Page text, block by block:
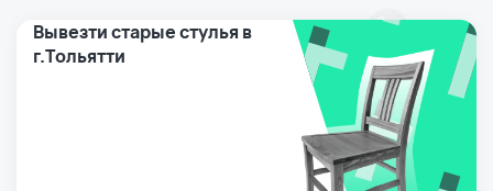
Вывезти старые стулья в
г.Тольятти